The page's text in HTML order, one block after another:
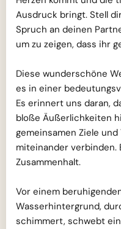
Ausdruck bringt. Stell
Spruch an deinen
um zu zeigen, dass ihr
Diese wunderschöne
es in einer
Es erinnert uns daran,
bloße Äußerlichkeiten
gemeinsamen Ziele
miteinander verbinden.
Zusammenhalt.
Vor einem
Wasserhintergrund,
schimmert, schwebt